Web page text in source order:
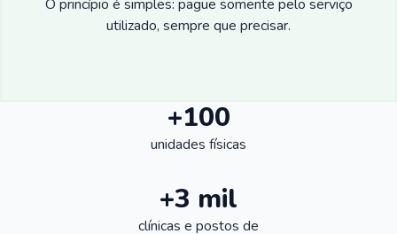
O princípio é simples: pague somente pelo serviço
utilizado, sempre que precisar.
+100
unidades físicas
+3 mil
clínicas e postos de